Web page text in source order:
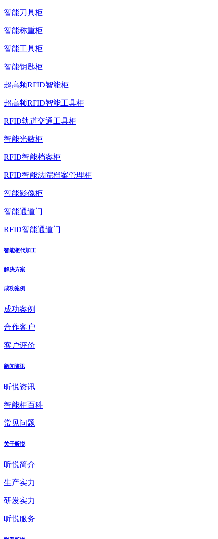
智能刀具柜
智能称重柜
智能工具柜
智能钥匙柜
超高频RFID智能柜
超高频RFID智能工具柜
RFID轨道交通工具柜
智能光敏柜
RFID智能档案柜
RFID智能法院档案管理柜
智能影像柜
智能通道门
RFID智能通道门
智能柜代加工
解决方案
成功案例
成功案例
合作客户
客户评价
新闻资讯
昕悦资讯
智能柜百科
常见问题
关于昕悦
昕悦简介
生产实力
研发实力
昕悦服务